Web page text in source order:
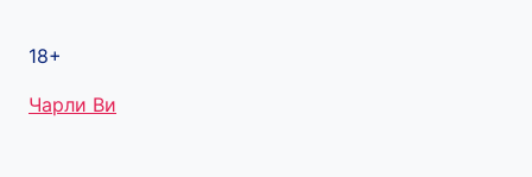
18+
Метки
Чарли Ви